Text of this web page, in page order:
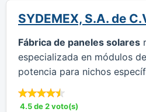
SYDEMEX, S.A. de
Fábrica de paneles solares
especializada en módulos
potencia para nichos
4.5 de 2 voto(s)